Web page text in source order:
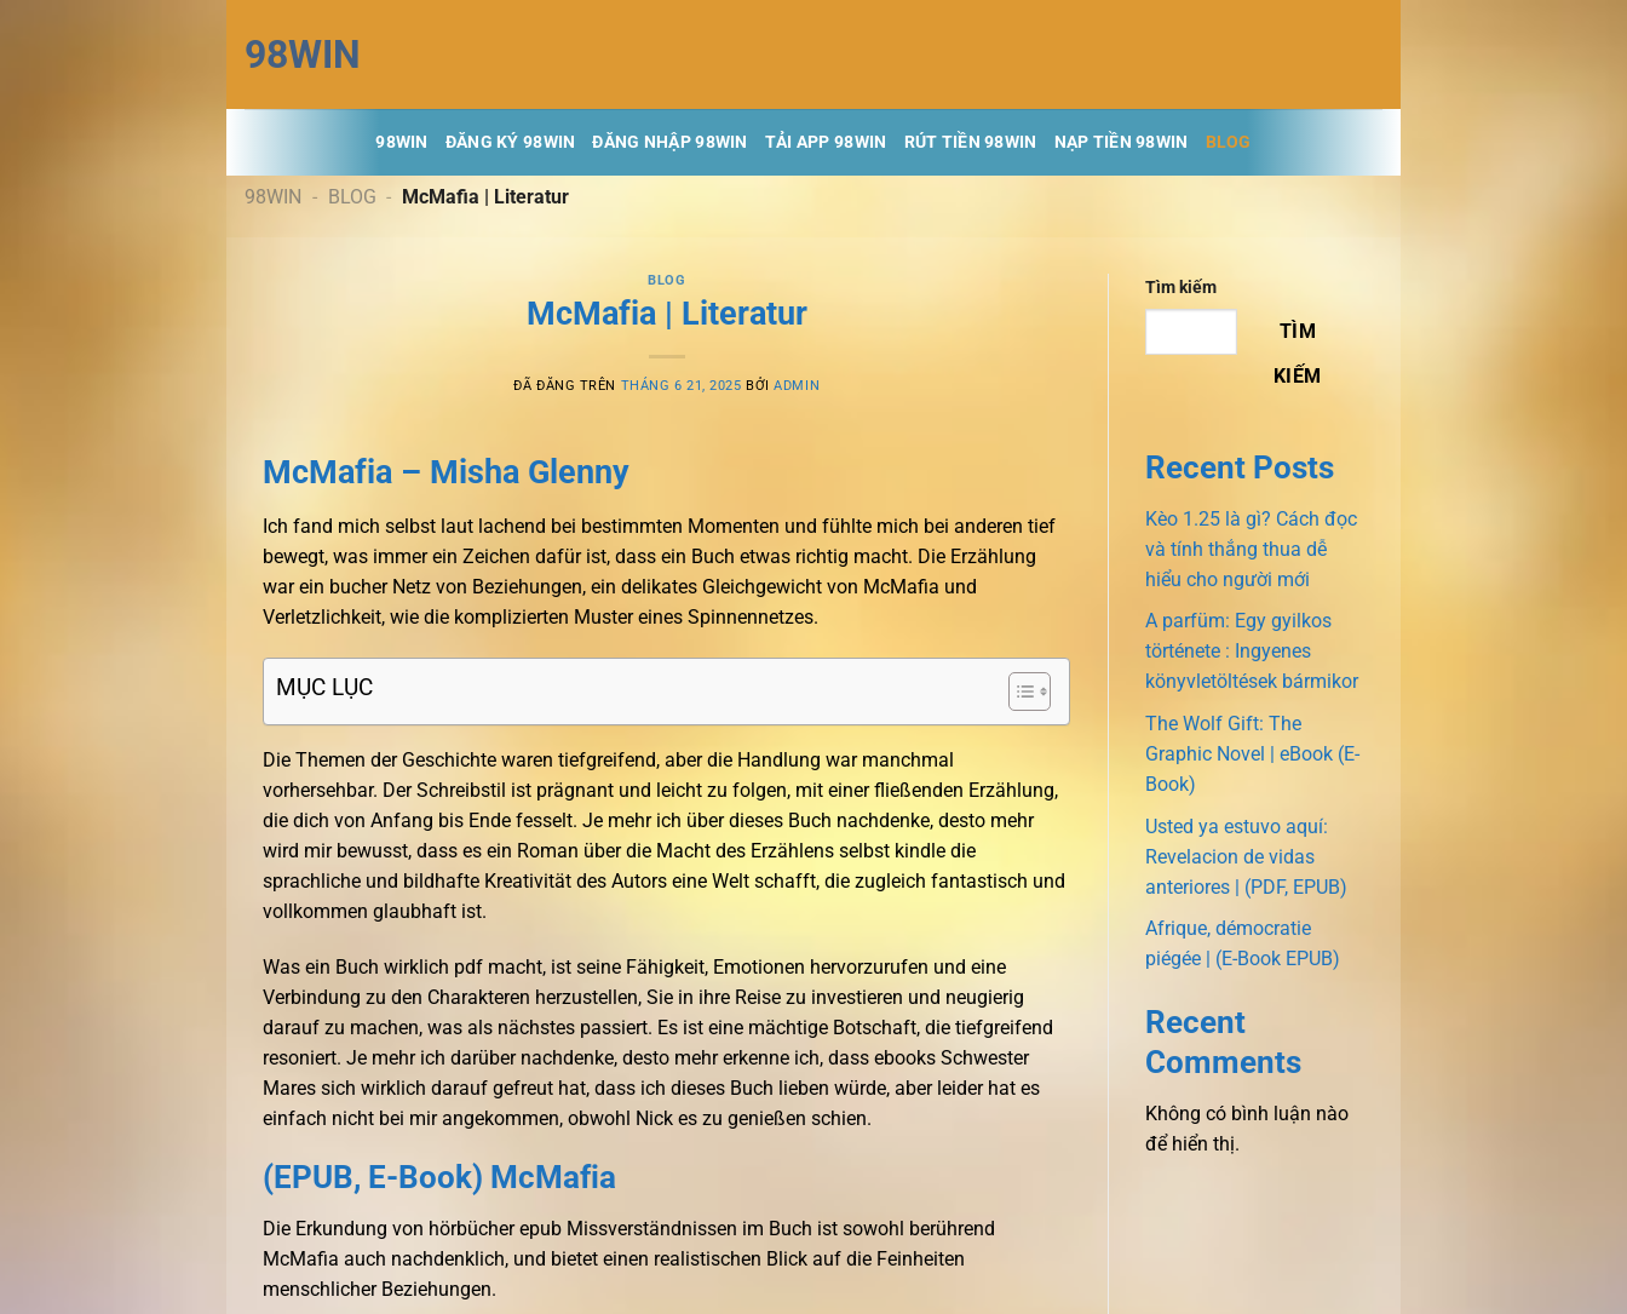
đến
nội
dung
98WIN
98WIN ĐĂNG KÝ 98WIN ĐĂNG NHẬP 98WIN TẢI APP 98WIN RÚT TIỀN 98WIN NẠP TIỀN 98WIN BLOG
98WIN - BLOG - McMafia | Literatur
BLOG
McMafia | Literatur
ĐÃ ĐĂNG TRÊN THÁNG 6 21, 2025 BỞIADMIN
McMafia – Misha Glenny
Ich fand mich selbst laut lachend bei bestimmten Momenten und fühlte mich bei anderen tief
bewegt, was immer ein Zeichen dafür ist, dass ein Buch etwas richtig macht. Die Erzählung
war ein bucher Netz von Beziehungen, ein delikates Gleichgewicht von McMafia und
Verletzlichkeit, wie die komplizierten Muster eines Spinnennetzes.
MỤC LỤC
Die Themen der Geschichte waren tiefgreifend, aber die Handlung war manchmal
vorhersehbar. Der Schreibstil ist prägnant und leicht zu folgen, mit einer fließenden Erzählung,
die dich von Anfang bis Ende fesselt. Je mehr ich über dieses Buch nachdenke, desto mehr
wird mir bewusst, dass es ein Roman über die Macht des Erzählens selbst kindle die
sprachliche und bildhafte Kreativität des Autors eine Welt schafft, die zugleich fantastisch und
vollkommen glaubhaft ist.
Was ein Buch wirklich pdf macht, ist seine Fähigkeit, Emotionen hervorzurufen und eine
Verbindung zu den Charakteren herzustellen, Sie in ihre Reise zu investieren und neugierig
darauf zu machen, was als nächstes passiert. Es ist eine mächtige Botschaft, die tiefgreifend
resoniert. Je mehr ich darüber nachdenke, desto mehr erkenne ich, dass ebooks Schwester
Mares sich wirklich darauf gefreut hat, dass ich dieses Buch lieben würde, aber leider hat es
einfach nicht bei mir angekommen, obwohl Nick es zu genießen schien.
(EPUB, E-Book) McMafia
Die Erkundung von hörbücher epub Missverständnissen im Buch ist sowohl berührend
McMafia auch nachdenklich, und bietet einen realistischen Blick auf die Feinheiten
menschlicher Beziehungen.
Tìm kiếm
TÌM
KIẾM
Recent Posts
Kèo 1.25 là gì? Cách đọc
và tính thắng thua dễ
hiểu cho người mới
A parfüm: Egy gyilkos
története : Ingyenes
könyvletöltések bármikor
The Wolf Gift: The
Graphic Novel | eBook (E-
Book)
Usted ya estuvo aquí:
Revelacion de vidas
anteriores | (PDF, EPUB)
Afrique, démocratie
piégée | (E-Book EPUB)
Recent
Comments
Không có bình luận nào
để hiển thị.